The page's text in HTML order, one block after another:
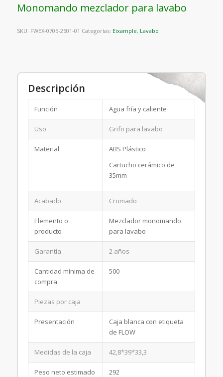
Monomando mezclador para lavabo
SKU: FWEX-0705-2501-01 Categorías: Eixample, Lavabo
Descripción
Función Agua fría y caliente
Uso Grifo para lavabo
Material
ABS Plástico
Cartucho cerámico de
35mm
Acabado Cromado
Elemento o
producto
Mezclador monomando
para lavabo
Garantía 2 años
Cantidad mínima de
compra
500
Piezas por caja
Presentación
Caja blanca con etiqueta
de FLOW
Medidas de la caja 42,8*39*33,3
Peso neto estimado
292